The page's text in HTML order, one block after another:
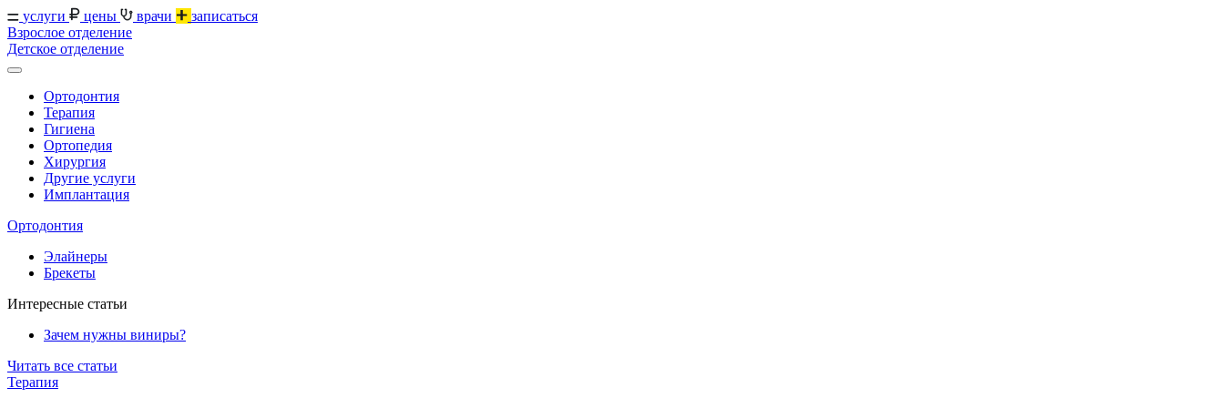
услуги цены врачи
записаться
Взрослое отделение
Детское отделение
Ортодонтия
Терапия
Гигиена
Ортопедия
Хирургия
Другие услуги
Имплантация
Ортодонтия
Элайнеры
Брекеты
Интересные статьи
Зачем нужны виниры?
Читать все статьи
Терапия